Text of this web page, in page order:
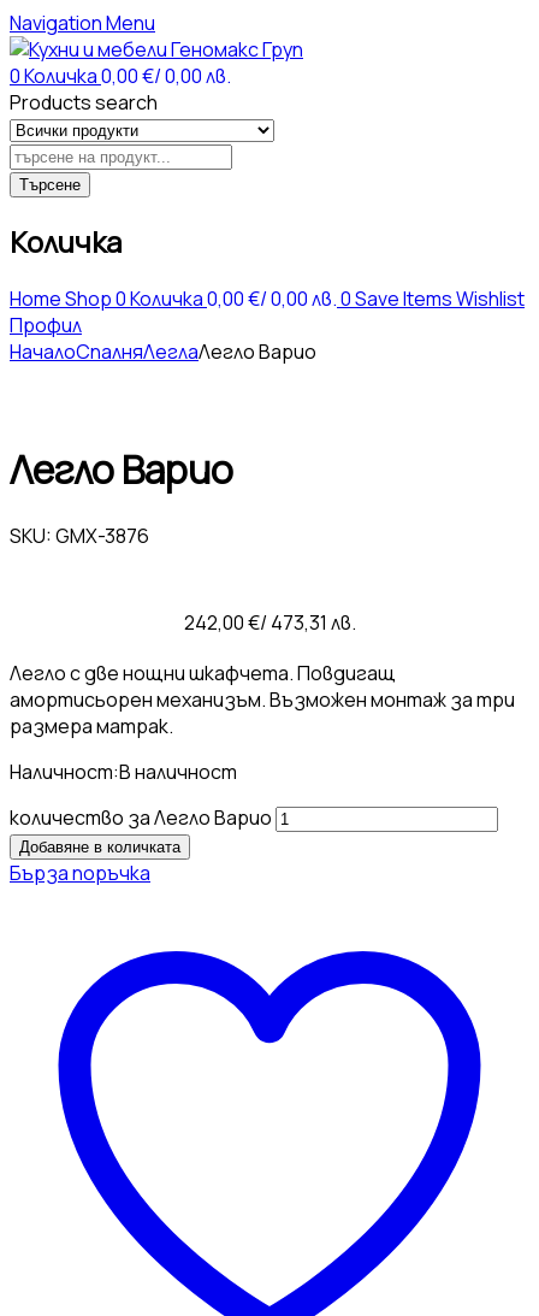
NavigationMenu
0Количка0,00€/ 0,00 лв.
Products search
Търсене
Количка
HomeShop0Количка0,00€/ 0,00 лв.0Save ItemsWishlist
Профил
НачалоСпалняЛеглаЛегло Варио
Легло Варио
SKU:GMX-3876
242,00€/ 473,31 лв.
Легло с две нощни шкафчета. Повдигащ
амортисьорен механизъм. Възможен монтаж за три
размера матрак.
Наличност:В наличност
количество за Легло Варио
Добавяне в количката
Бърза поръчка